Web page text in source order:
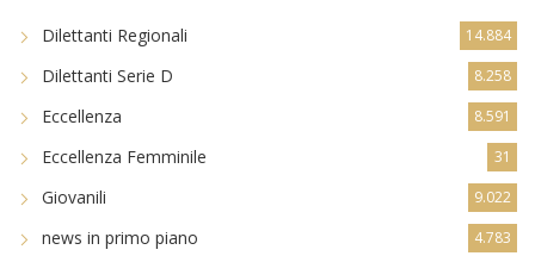
Dilettanti Regionali 14.884
Dilettanti Serie D 8.258
Eccellenza 8.591
Eccellenza Femminile 31
Giovanili 9.022
news in primo piano 4.783